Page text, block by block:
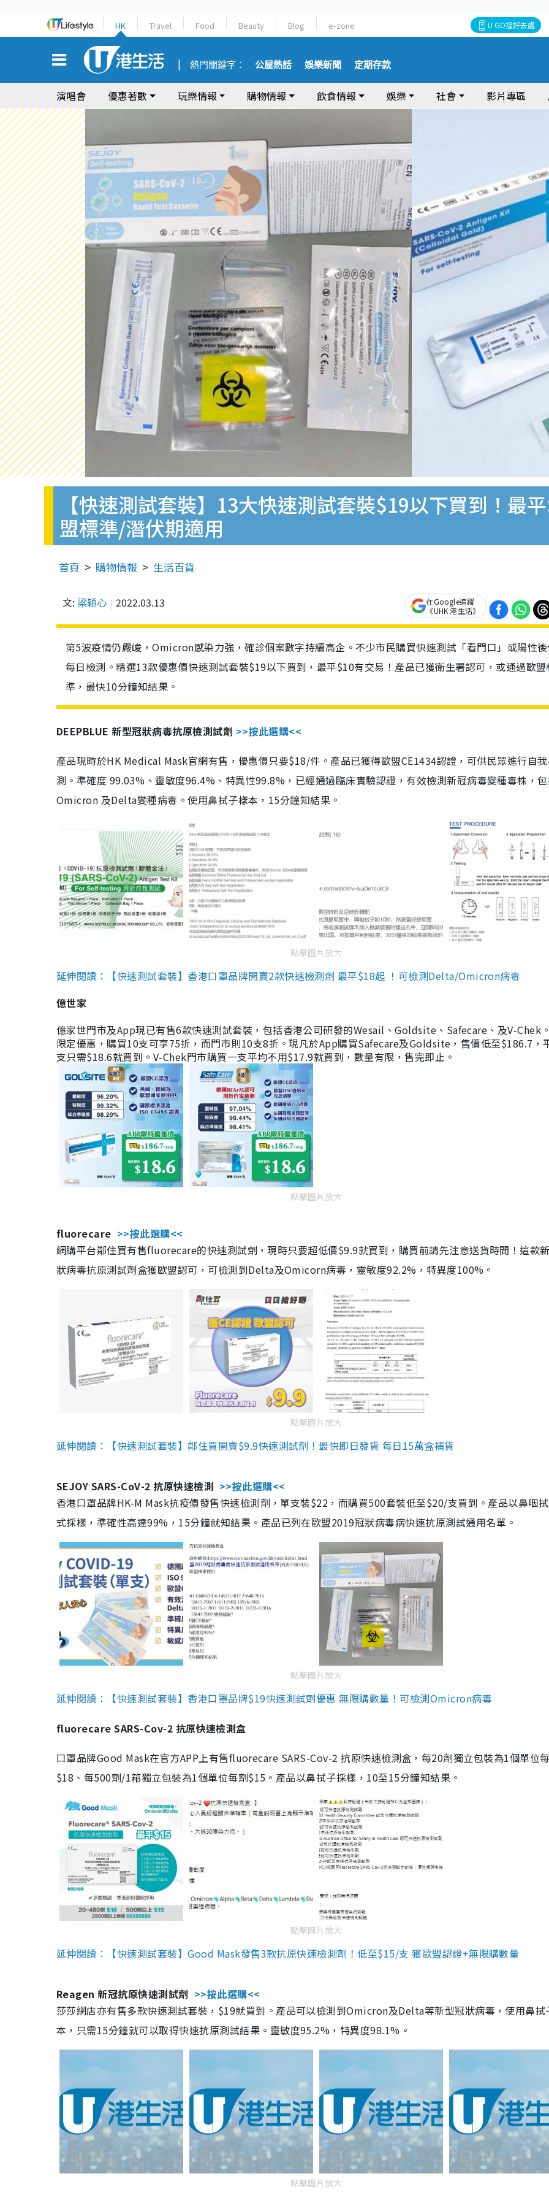
HK Travel Food Beauty Blog e-zone U GO搵好去處
熱門關鍵字： 公屋熱話 娛樂新聞 定期存款
演唱會 優惠著數 玩樂情報 購物情報 飲食情報 娛樂 社會 影片專區
【快速測試套裝】13大快速測試套裝$19以下買到！最
盟標準/潛伏期適用
首頁 購物情報 生活百貨
文: 梁穎心 2022.03.13
在Google追蹤
《UHK 港生活》
第5波疫情仍嚴峻，Omicron感染力強，確診個案數字持續高企。不少市民購買快速測試「看門口」或陽性
每日檢測。精選13款優惠價快速測試套裝$19以下買到，最平$10有交易！產品已獲衛生署認可，或通過歐盟
準，最快10分鐘知結果。
DEEPBLUE 新型冠狀病毒抗原檢測試劑 >>按此選購<<
產品現時於HK Medical Mask官網有售，優惠價只要$18/件。產品已獲得歐盟CE1434認證，可供民眾進行自
測。準確度 99.03%、靈敏度96.4%、特異性99.8%，已經通過臨床實驗認證，有效檢測新冠病毒變種毒株，
Omicron 及Delta變種病毒。使用鼻拭子樣本，15分鐘知結果。
點擊圖片放大
延伸閱讀：【快速測試套裝】香港口罩品牌開賣2款快速檢測劑 最平$18起 ！可檢測Delta/Omicron病毒
億世家
億家世門市及App現已有售6款快速測試套裝，包括香港公司研發的Wesail、Goldsite、Safecare、及V-Chek
限定優惠，購買10支可享75折，而門市則10支8折。現凡於App購買Safecare及Goldsite，售價低至$186.7，
支只需$18.6就買到。V-Chek門市購買一支平均不用$17.9就買到，數量有限，售完即止。
點擊圖片放大
fluorecare >>按此選購<<
網購平台鄰住買有售fluorecare的快速測試劑，現時只要超低價$9.9就買到，購買前請先注意送貨時間！這款
狀病毒抗原測試劑盒獲歐盟認可，可檢測到Delta及Omicorn病毒，靈敏度92.2%，特異度100%。
點擊圖片放大
延伸閱讀：【快速測試套裝】鄰住買開賣$9.9快速測試劑！最快即日發貨 每日15萬盒補貨
SEJOY SARS-CoV-2 抗原快速檢測 >>按此選購<<
香港口罩品牌HK-M Mask抗疫價發售快速檢測劑，單支裝$22，而購買500套裝低至$20/支買到。產品以鼻咽
式採樣，準確性高達99%，15分鐘就知結果。產品已列在歐盟2019冠狀病毒病快速抗原測試通用名單。
點擊圖片放大
延伸閱讀：【快速測試套裝】香港口罩品牌$19快速測試劑優惠 無限購數量！可檢測Omicron病毒
fluorecare SARS-Cov-2 抗原快速檢測盒
口罩品牌Good Mask在官方APP上有售fluorecare SARS-Cov-2 抗原快速檢測盒，每20劑獨立包裝為1個單位
$18、每500劑/1箱獨立包裝為1個單位每劑$15。產品以鼻拭子採樣，10至15分鐘知結果。
點擊圖片放大
延伸閱讀：【快速測試套裝】Good Mask發售3款抗原快速檢測劑！低至$15/支 獲歐盟認證+無限購數量
Reagen 新冠抗原快速測試劑 >>按此選購<<
莎莎網店亦有售多款快速測試套裝，$19就買到。產品可以檢測到Omicron及Delta等新型冠狀病毒，使用鼻拭
本，只需15分鐘就可以取得快速抗原測試結果。靈敏度95.2%，特異度98.1%。
點擊圖片放大